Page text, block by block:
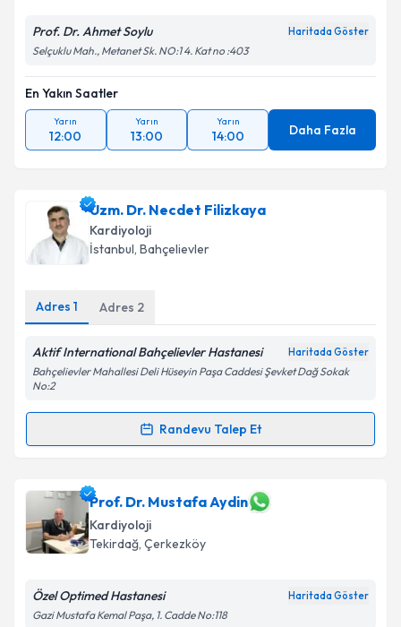
Prof. Dr. Ahmet Soylu Haritada Göster
Selçuklu Mah., Metanet Sk. NO:1 4. Kat no :403
En Yakın Saatler
Yarın
12:00
Yarın
13:00
Yarın
14:00 Daha Fazla
Uzm. Dr. Necdet Filizkaya
Kardiyoloji
İstanbul, Bahçelievler
Adres 1 Adres 2
Aktif International Bahçelievler Hastanesi Haritada Göster
Bahçelievler Mahallesi Deli Hüseyin Paşa Caddesi Şevket Dağ Sokak
No:2
Randevu Talep Et
Randevu Takvimi Talebi
Uzm. Dr. Necdet Filizkayaiçin randevu takvimi
talebi oluşturun. Size bu uzmandan randevu almanız
için bir takvim hazırlandığında e-posta ile
bilgilendireceğiz.
Prof. Dr. Mustafa Aydin
Kardiyoloji
Tekirdağ, Çerkezköy
Özel Optimed Hastanesi Haritada Göster
Gazi Mustafa Kemal Paşa, 1. Cadde No:118